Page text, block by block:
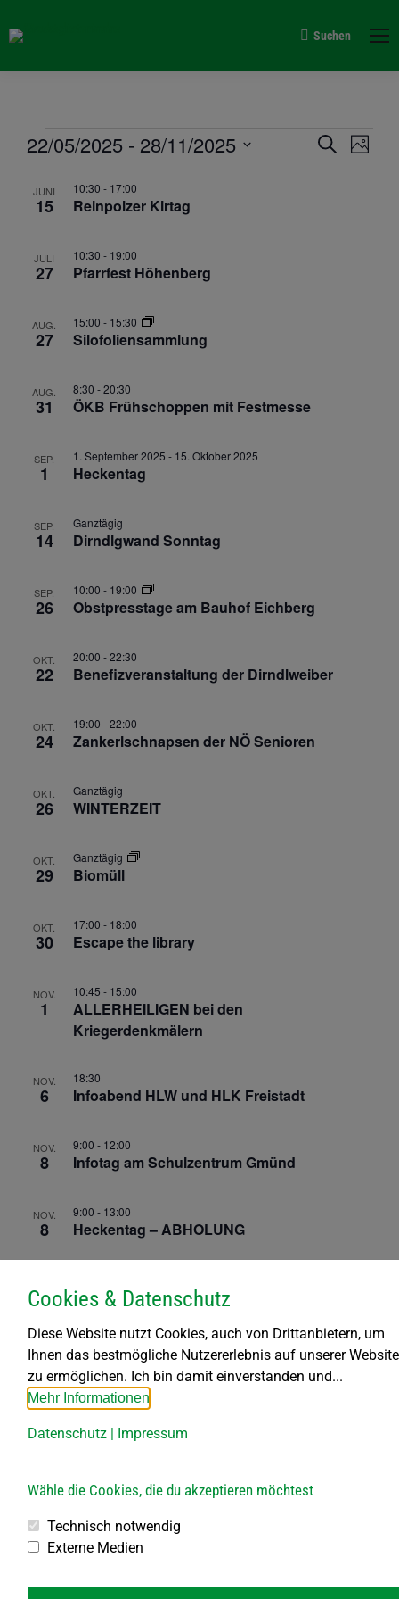
Search:
Suchen
Veranstaltungen Suche
Foto
22/05/2025 - 28/11/2025
auswählen.
List
of
Veranstaltungen
in
Photo
View
JUNI
15 Reinpolzer Kirtag
10:30 - 17:00
JULI
27 Pfarrfest Höhenberg
10:30 - 19:00
AUG.
27 Silofoliensammlung
15:00 - 15:30
AUG.
31 ÖKB Frühschoppen mit Festmesse
8:30 -20:30
SEP.
1 Heckentag
1. September 2025 - 15. Oktober 2025
SEP.
14 Dirndlgwand Sonntag
Ganztägig
SEP.
26 Obstpresstage am Bauhof Eichberg
10:00 - 19:00
OKT.
22 Benefizveranstaltung der Dirndlweiber
20:00 -22:30
OKT.
24 Zankerlschnapsen der NÖ Senioren
19:00 -22:00
OKT.
26 WINTERZEIT
Ganztägig
OKT.
29 Biomüll
Ganztägig
OKT.
30 Escape the library
17:00 - 18:00
NOV.
1
ALLERHEILIGEN bei den
Kriegerdenkmälern
10:45 - 15:00
NOV.
6 Infoabend HLW und HLK Freistadt
18:30
NOV.
8 Infotag am Schulzentrum Gmünd
9:00 - 12:00
NOV.
8 Heckentag – ABHOLUNG
9:00 - 13:00
12 Silofoliensammlung
NOV.
16 Perchtenlauf am Sportplatz Dietmanns
27 Gelber Sack
Ganztägig
NOV.
28 Papier
VorherigeVeranstaltungen
Cookies & Datenschutz
Diese Website nutzt Cookies, auch von Drittanbietern, um
Ihnen das bestmögliche Nutzererlebnis auf unserer Website
zu ermöglichen. Ich bin damit einverstanden und...
Mehr Informationen
Datenschutz | Impressum
Wähle die Cookies, die du akzeptieren möchtest
Technisch notwendig
Externe Medien